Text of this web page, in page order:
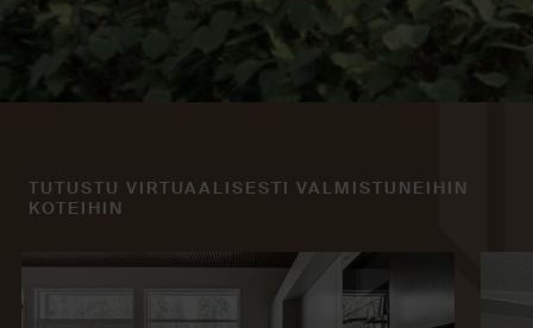
TUTUSTU VIRTUAALISESTI VALMISTUNEIHIN
KOTEIHIN